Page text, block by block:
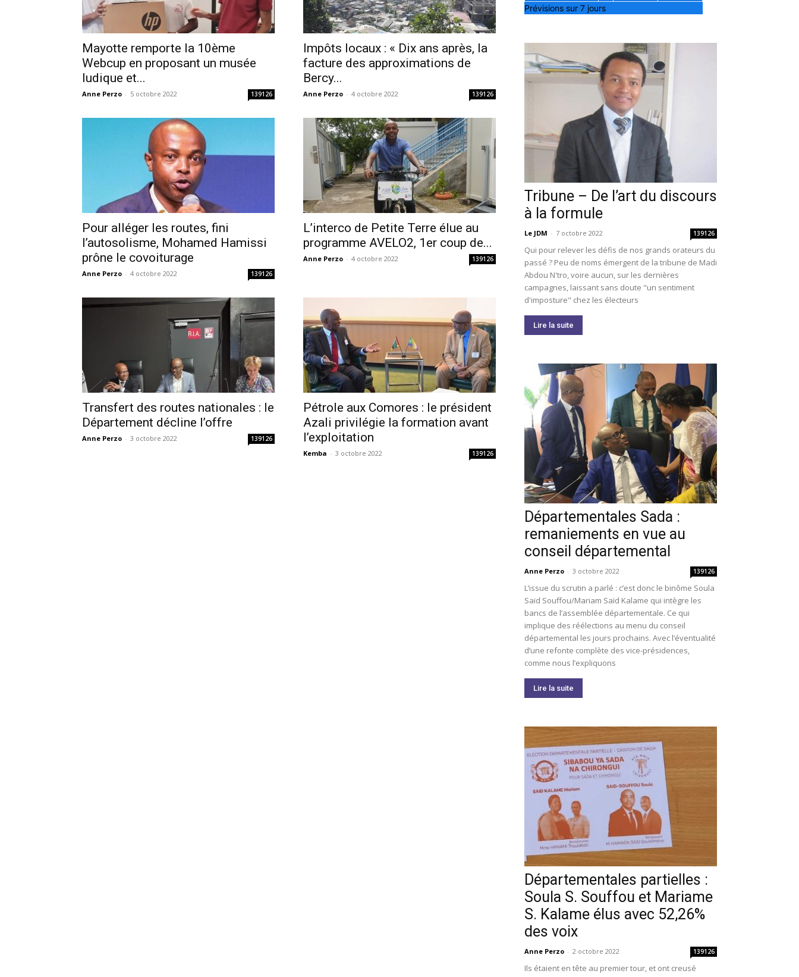
Mayotte remporte la 10ème
Webcup en proposant un musée
ludique et...
Anne Perzo - 5 octobre 2022 139126
Impôts locaux : « Dix ans après, la
facture des approximations de
Bercy...
Anne Perzo - 4 octobre 2022 139126
Pour alléger les routes, fini
l’autosolisme, Mohamed Hamissi
prône le covoiturage
Anne Perzo - 4 octobre 2022 139126
L’interco de Petite Terre élue au
programme AVELO2, 1er coup de...
Anne Perzo - 4 octobre 2022 139126
Transfert des routes nationales : le
Département décline l’offre
Anne Perzo - 3 octobre 2022 139126
Pétrole aux Comores : le président
Azali privilégie la formation avant
l’exploitation
Kemba - 3 octobre 2022 139126
Prévisions sur 7 jours
Tribune – De l’art du discours
à la formule
Le JDM - 7 octobre 2022 139126
Qui pour relever les défis de nos grands orateurs du
passé ? Peu de noms émergent de la tribune de Madi
Abdou N'tro, voire aucun, sur les dernières
campagnes, laissant sans doute "un sentiment
d'imposture" chez les électeurs
Lire la suite
Départementales Sada :
remaniements en vue au
conseil départemental
Anne Perzo - 3 octobre 2022 139126
L’issue du scrutin a parlé : c’est donc le binôme Soula
Saïd Souffou/Mariam Saïd Kalame qui intègre les
bancs de l’assemblée départementale. Ce qui
implique des réélections au menu du conseil
départemental les jours prochains. Avec l’éventualité
d’une refonte complète des vice-présidences,
comme nous l’expliquons
Lire la suite
Départementales partielles :
Soula S. Souffou et Mariame
S. Kalame élus avec 52,26%
des voix
Anne Perzo - 2 octobre 2022 139126
Ils étaient en tête au premier tour, et ont creusé